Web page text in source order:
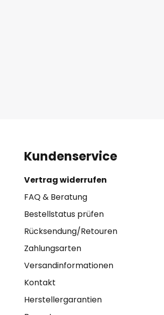
Kundenservice
Vertrag widerrufen
FAQ & Beratung
Bestellstatus prüfen
Rücksendung/Retouren
Zahlungsarten
Versandinformationen
Kontakt
Herstellergarantien